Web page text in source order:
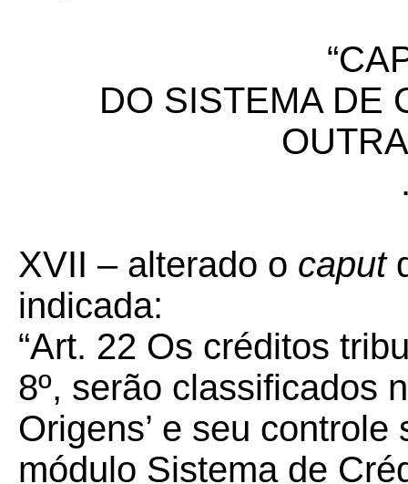
DO SISTEMA DE
XVII – alterado o caput
indicada:
“Art. 22 Os créditos
8º, serão classificados
Origens’ e seu
módulo Sistema de